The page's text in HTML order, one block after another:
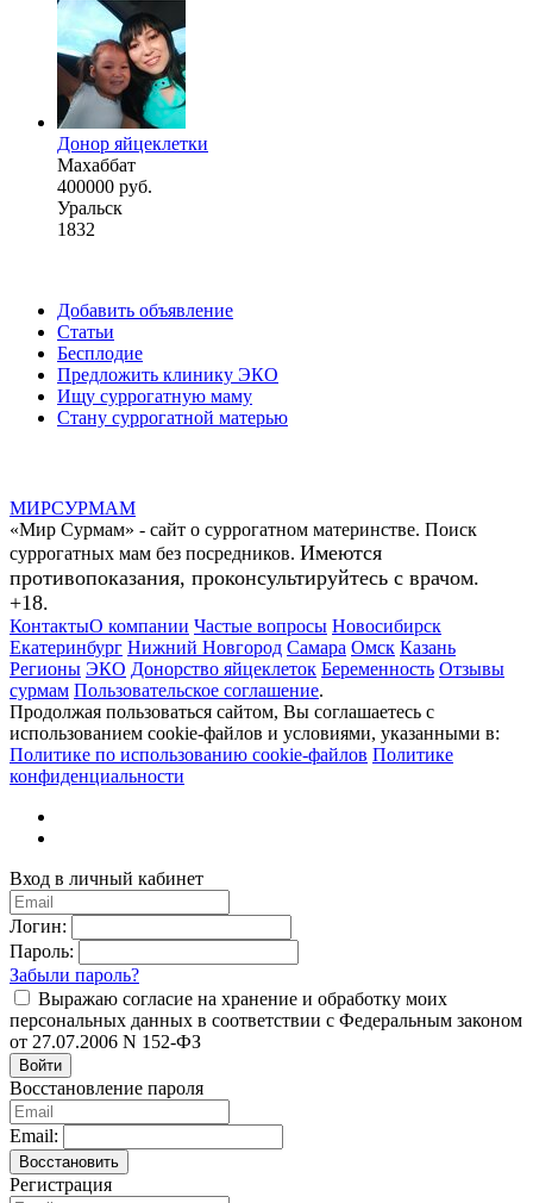
Донор яйцеклетки
Махаббат
400000 руб.
Уральск
1832
Добавить объявление
Статьи
Бесплодие
Предложить клинику ЭКО
Ищу суррогатную маму
Стану суррогатной матерью
МИРСУРМАМ
«Мир Сурмам» - сайт о суррогатном материнстве. Поиск
суррогатных мам без посредников. Имеются
противопоказания, проконсультируйтесь с врачом.
+18.
КонтактыО компании Частые вопросы Новосибирск
Екатеринбург Нижний Новгород Самара Омск Казань
Регионы ЭКО Донорство яйцеклеток Беременность Отзывы
сурмам Пользовательское соглашение.
Продолжая пользоваться сайтом, Вы соглашаетесь с
использованием cookie-файлов и условиями, указанными в:
Политике по использованию cookie-файлов Политике
конфиденциальности
Вход в личный кабинет
Логин:
Пароль:
Забыли пароль?
Выражаю согласие на хранение и обработку моих
персональных данных в соответствии с Федеральным законом
от 27.07.2006 N 152-ФЗ
Войти
Восстановление пароля
Email:
Восстановить
Регистрация